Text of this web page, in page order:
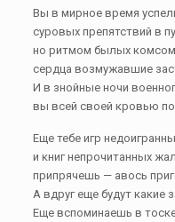
Вы в мирное время
суровых препятствий в
но ритмом былых
сердца возмужавшие
И в знойные ночи
вы всей своей кровью
Еще тебе игр
и книг непрочитанных
припрячешь — авось
А вдруг еще будут какие
Еще вспоминаешь в